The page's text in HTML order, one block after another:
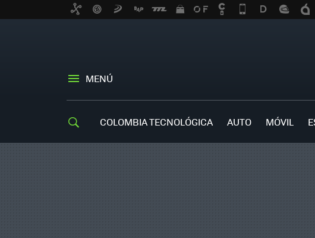
MENÚ
COLOMBIA TECNOLÓGICA AUTO MÓVIL